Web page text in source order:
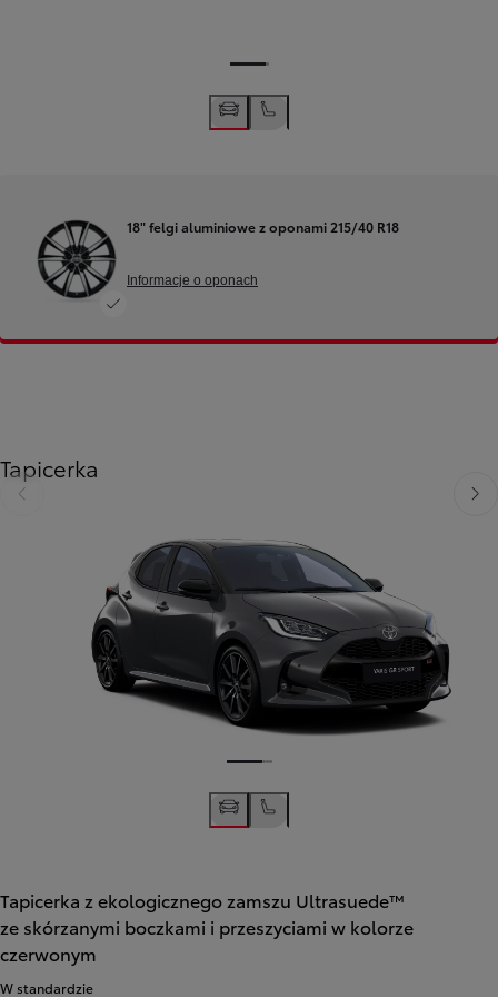
18" felgi aluminiowe z oponami 215/40 R18
Informacje o oponach
Tapicerka
Poprzedni
Tapicerka z ekologicznego zamszu Ultrasuede™
ze skórzanymi boczkami i przeszyciami w kolorze
czerwonym
W standardzie